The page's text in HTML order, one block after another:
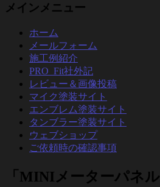
メインメニュー
ホーム
メールフォーム
施工例紹介
PRO_Fit社外記
レビュー＆画像投稿
マイク塗装サイト
エンブレム塗装サイト
タンブラー塗装サイト
ウェブショップ
ご依頼時の確認事項
「 MINIメーターパネル